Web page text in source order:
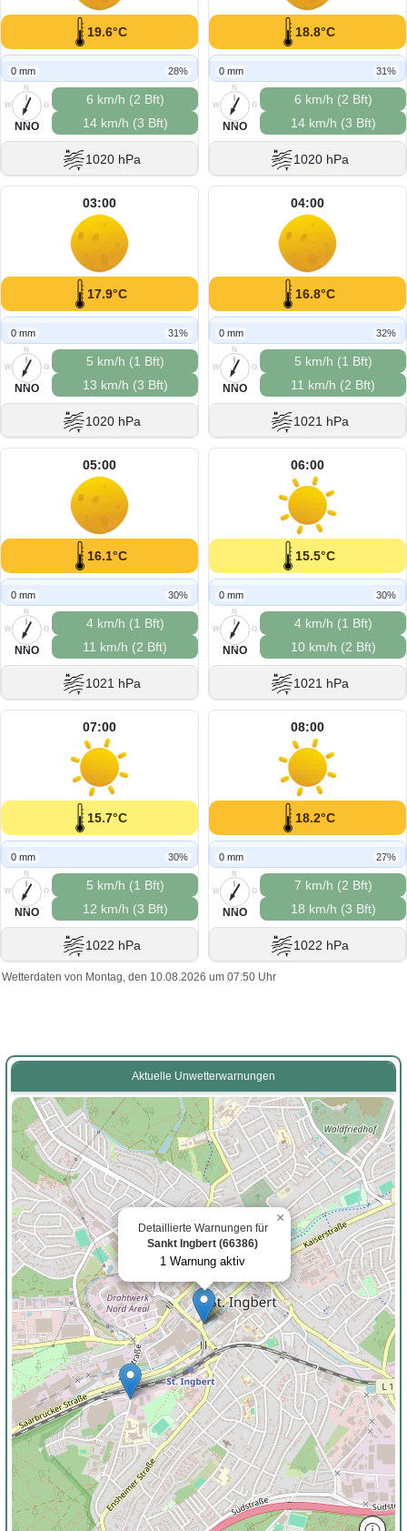
19.6°C
0 mm 28%
N
O
S
W
NNO
6 km/h (2 Bft)
14 km/h (3 Bft)
1020 hPa
18.8°C
0 mm 31%
N
O
S
W
NNO
6 km/h (2 Bft)
14 km/h (3 Bft)
1020 hPa
03:00
17.9°C
0 mm 31%
N
O
S
W
NNO
5 km/h (1 Bft)
13 km/h (3 Bft)
1020 hPa
04:00
16.8°C
0 mm 32%
N
O
S
W
NNO
5 km/h (1 Bft)
11 km/h (2 Bft)
1021 hPa
05:00
16.1°C
0 mm 30%
N
O
S
W
NNO
4 km/h (1 Bft)
11 km/h (2 Bft)
1021 hPa
06:00
15.5°C
0 mm 30%
N
O
S
W
NNO
4 km/h (1 Bft)
10 km/h (2 Bft)
1021 hPa
07:00
15.7°C
0 mm 30%
N
O
S
W
NNO
5 km/h (1 Bft)
12 km/h (3 Bft)
1022 hPa
08:00
18.2°C
0 mm 27%
N
O
S
W
NNO
7 km/h (2 Bft)
18 km/h (3 Bft)
1022 hPa
Wetterdaten von Montag, den 10.08.2026 um 07:50 Uhr
Aktuelle Unwetterwarnungen
Detaillierte Warnungen für
Sankt Ingbert (66386)
1 Warnung aktiv
×